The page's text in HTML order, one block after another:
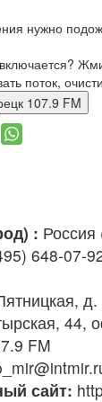
нужно
поток,
107.9 FM
: Россия
648-07-
д.
44,
FM
сайт: